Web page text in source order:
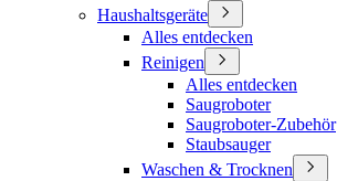
Haushaltsgeräte
Alles entdecken
Reinigen
Alles entdecken
Saugroboter
Saugroboter-Zubehör
Staubsauger
Waschen & Trocknen